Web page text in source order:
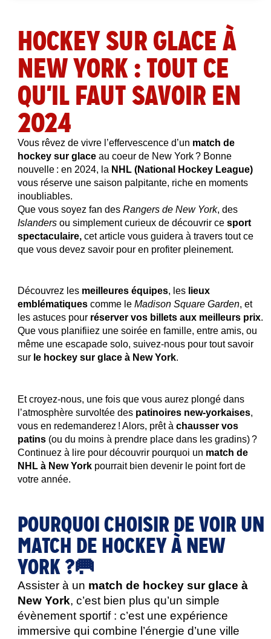
HOCKEY SUR GLACE À
NEW YORK : TOUT CE
QU'IL FAUT SAVOIR EN
2024
Vous rêvez de vivre l’effervescence d’un match de
hockey sur glace au coeur de New York ? Bonne
nouvelle : en 2024, la NHL (National Hockey League)
vous réserve une saison palpitante, riche en moments
inoubliables.
Que vous soyez fan des Rangers de New York
, des
Islanders ou simplement curieux de découvrir ce sport
spectaculaire, cet article vous guidera à travers tout ce
que vous devez savoir pour en profiter pleinement.
Découvrez les meilleures équipes, les lieux
emblématiques comme le Madison Square Garden, et
les astuces pour réserver vos billets aux meilleurs prix.
Que vous planifiiez une soirée en famille, entre amis, ou
même une escapade solo, suivez-nous pour tout savoir
sur le hockey sur glace à New York.
Et croyez-nous, une fois que vous aurez plongé dans
l’atmosphère survoltée des patinoires new-yorkaises,
vous en redemanderez ! Alors, prêt à chausser vos
patins (ou du moins à prendre place dans les gradins) ?
Continuez à lire pour découvrir pourquoi un match de
NHL à New York pourrait bien devenir le point fort de
votre année.
POURQUOI CHOISIR DE VOIR UN
MATCH DE HOCKEY À NEW
YORK ?🥅
Assister à un match de hockey sur glace à
New York, c’est bien plus qu’un simple
évènement sportif : c’est une expérience
immersive qui combine l’énergie d’une ville